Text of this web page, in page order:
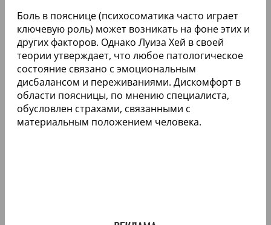
Боль в пояснице (психосоматика часто играет
ключевую роль) может возникать на фоне этих и
других факторов. Однако Луиза Хей в своей
теории утверждает, что любое патологическое
состояние связано с эмоциональным
дисбалансом и переживаниями. Дискомфорт в
области поясницы, по мнению специалиста,
обусловлен страхами, связанными с
материальным положением человека.